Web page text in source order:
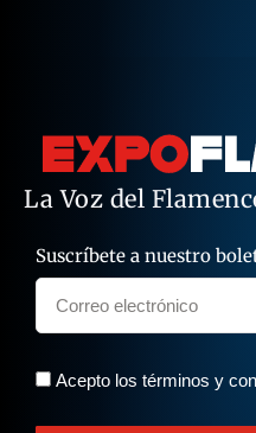
La Voz del
Suscríbete a nuestro
Acepto los términos y